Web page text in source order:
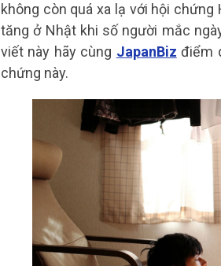
không còn quá xa lạ với hội
tăng ở Nhật khi số người mắc
viết này hãy cùng JapanBiz điểm
chứng này.